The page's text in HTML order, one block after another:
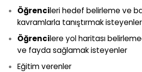
Öğrencileri hedef belirleme ve
kavramlarla tanıştırmak isteyenler
Öğrencilere yol haritası
ve fayda sağlamak isteyenler
Eğitim verenler